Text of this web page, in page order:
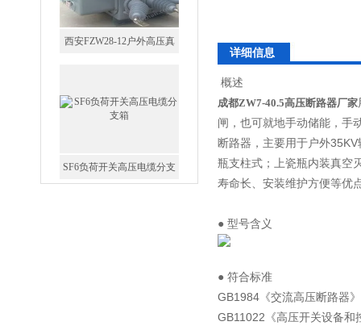
西安FZW28-12户外高压真
SF6负荷开关高压电缆分支
详细信息
概述
成都ZW7-40.5高压断路器厂家
闸，也可就地手动储能，手
断路器，主要用于户外
瓶支柱式；上瓷瓶内装真空
寿命长、安装维护方便等优
● 型号含义
● 符合标准
GB1984《交流高压断路器》
GB11022《高压开关设备和